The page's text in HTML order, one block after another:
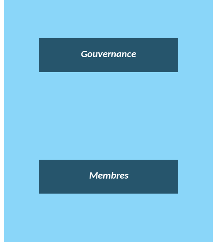
Gouvernance
Membres